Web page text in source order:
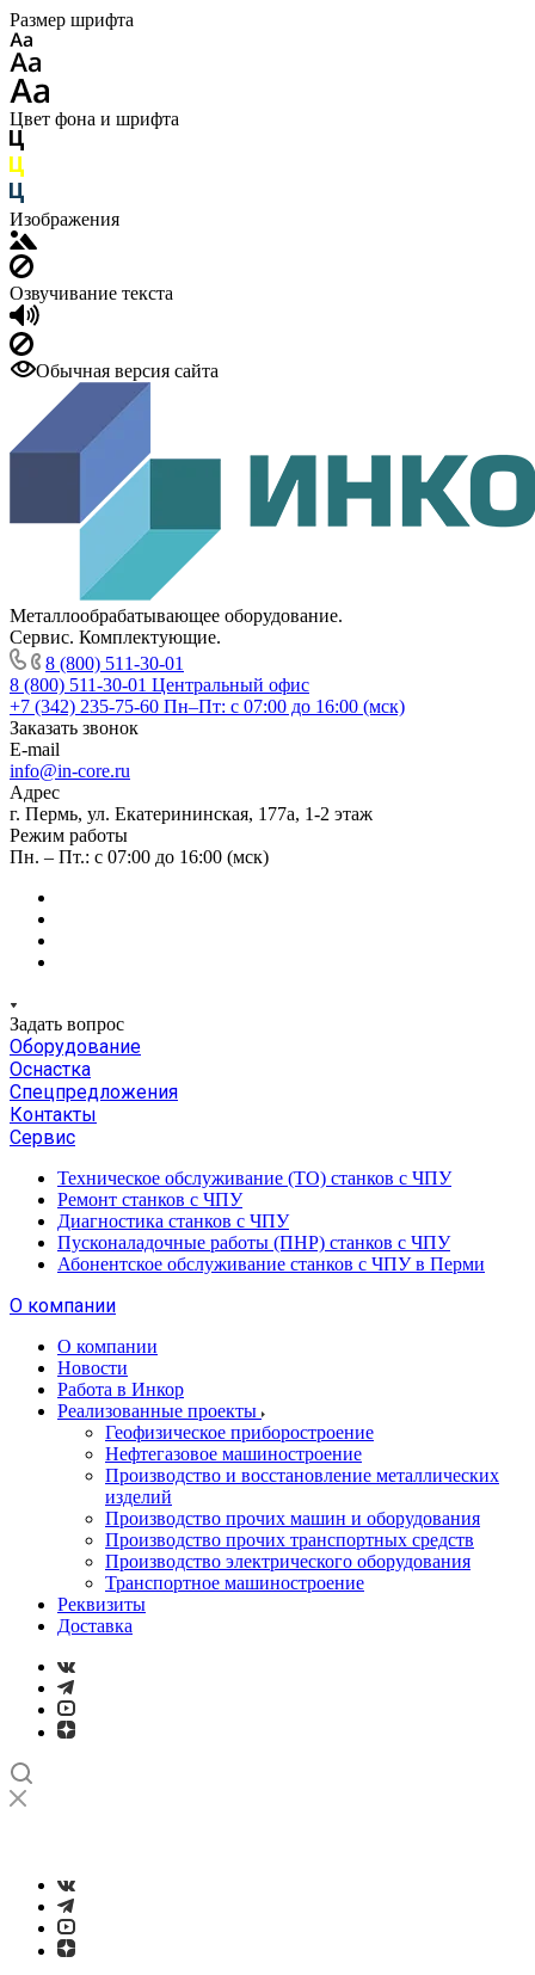
Размер шрифта
Цвет фона и шрифта
Изображения
Озвучивание текста
Обычная версия сайта
Металлообрабатывающее оборудование.
Сервис. Комплектующие.
8 (800) 511-30-01
8 (800) 511-30-01 Центральный офис
+7 (342) 235-75-60 Пн–Пт: с 07:00 до 16:00 (мск)
Заказать звонок
E-mail
info@in-core.ru
Адрес
г. Пермь, ул. ​Екатерининская, 177а, ​1-2 этаж
Режим работы
Пн. – Пт.: с 07:00 до 16:00 (мск)
Задать вопрос
Оборудование
Оснастка
Спецпредложения
Контакты
Сервис
Техническое обслуживание (ТО) станков с ЧПУ
Ремонт станков с ЧПУ
Диагностика станков с ЧПУ
Пусконаладочные работы (ПНР) станков с ЧПУ
Абонентское обслуживание станков с ЧПУ в Перми
О компании
О компании
Новости
Работа в Инкор
Реализованные проекты
Геофизическое приборостроение
Нефтегазовое машиностроение
Производство и восстановление металлических
изделий
Производство прочих машин и оборудования
Производство прочих транспортных средств
Производство электрического оборудования
Транспортное машиностроение
Реквизиты
Доставка